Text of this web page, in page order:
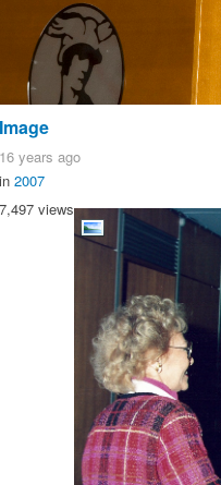
Image
16 years ago
in 2007
7,497 views